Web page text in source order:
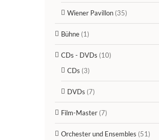
Wiener Pavillon (35)
Bühne (1)
CDs - DVDs (10)
CDs (3)
DVDs (7)
Film-Master (7)
Orchester und Ensembles (51)